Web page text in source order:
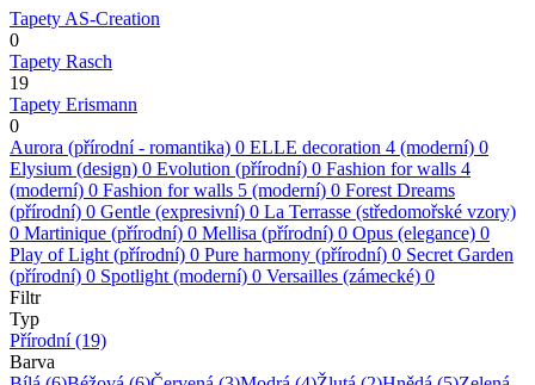
Tapety AS-Creation
0
Tapety Rasch
19
Tapety Erismann
0
Aurora (přírodní - romantika) 0 ELLE decoration 4 (moderní) 0
Elysium (design) 0 Evolution (přírodní) 0 Fashion for walls 4
(moderní) 0 Fashion for walls 5 (moderní) 0 Forest Dreams
(přírodní) 0 Gentle (expresivní) 0 La Terrasse (středomořské vzory)
0 Martinique (přírodní) 0 Mellisa (přírodní) 0 Opus (elegance) 0
Play of Light (přírodní) 0 Pure harmony (přírodní) 0 Secret Garden
(přírodní) 0 Spotlight (moderní) 0 Versailles (zámecké) 0
Filtr
Typ
Přírodní(19)
Barva